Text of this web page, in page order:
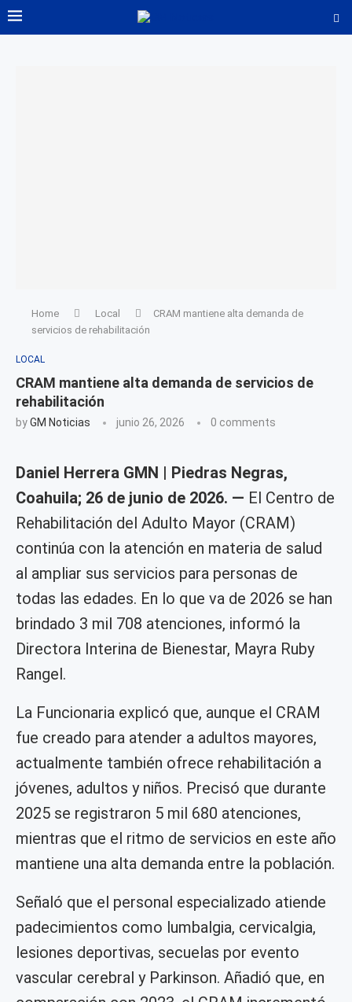
Home Local
CRAM mantiene alta demanda de
servicios de rehabilitación
LOCAL
CRAM mantiene alta demanda de servicios de
rehabilitación
byGM Noticias junio 26, 2026 0 comments
Daniel Herrera GMN | Piedras Negras,
Coahuila; 26 de junio de 2026. — El Centro de
Rehabilitación del Adulto Mayor (CRAM)
continúa con la atención en materia de salud
al ampliar sus servicios para personas de
todas las edades. En lo que va de 2026 se han
brindado 3 mil 708 atenciones, informó la
Directora Interina de Bienestar, Mayra Ruby
Rangel.
La Funcionaria explicó que, aunque el CRAM
fue creado para atender a adultos mayores,
actualmente también ofrece rehabilitación a
jóvenes, adultos y niños. Precisó que durante
2025 se registraron 5 mil 680 atenciones,
mientras que el ritmo de servicios en este año
mantiene una alta demanda entre la población.
Señaló que el personal especializado atiende
padecimientos como lumbalgia, cervicalgia,
lesiones deportivas, secuelas por evento
vascular cerebral y Parkinson. Añadió que, en